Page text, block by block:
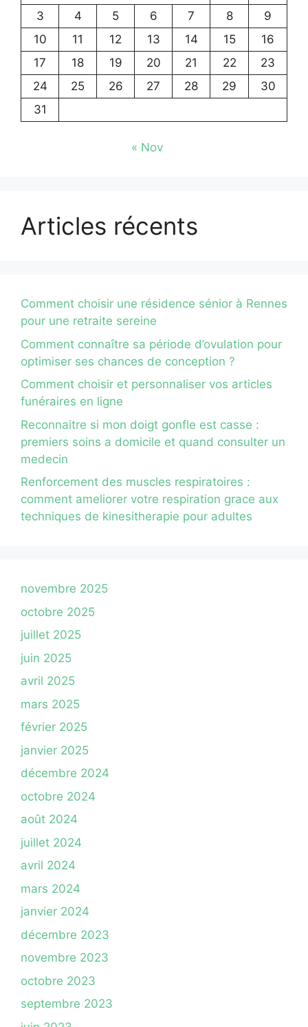
3
4 5 6 7 8
9
10
11 12 13 14 15
16
17
18 19 20 21 22
23
24
25 26 27 28 29
30
31
« Nov
Articles récents
Comment choisir une résidence sénior à Rennes
pour une retraite sereine
Comment connaître sa période d’ovulation pour
optimiser ses chances de conception ?
Comment choisir et personnaliser vos articles
funéraires en ligne
Reconnaitre si mon doigt gonfle est casse :
premiers soins a domicile et quand consulter un
medecin
Renforcement des muscles respiratoires :
comment ameliorer votre respiration grace aux
techniques de kinesitherapie pour adultes
novembre 2025
octobre 2025
juillet 2025
juin 2025
avril 2025
mars 2025
février 2025
janvier 2025
décembre 2024
octobre 2024
août 2024
juillet 2024
avril 2024
mars 2024
janvier 2024
décembre 2023
novembre 2023
octobre 2023
septembre 2023